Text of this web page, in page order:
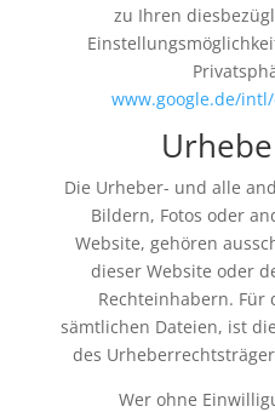
zu Ihren
www.google.de/
Die Urheber- und alle
Bildern, Fotos oder
Website, gehören
dieser Website oder
Rechteinhabern. Für
sämtlichen Dateien, ist
des
Wer ohne